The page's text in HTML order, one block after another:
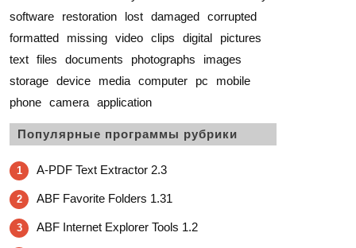
software
restoration lost damaged corrupted
formatted
missing video clips digital
pictures
text files documents photographs
images
storage device media computer pc
mobile
phone camera application
Популярные программы рубрики
1 A-PDF Text Extractor 2.3
2 ABF Favorite Folders 1.31
3 ABF Internet Explorer Tools 1.2